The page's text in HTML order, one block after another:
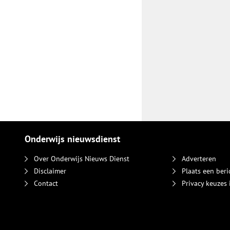
Onderwijs nieuwsdienst
Over Onderwijs Nieuws Dienst
Disclaimer
Contact
Adverteren
Plaats een
Privacy